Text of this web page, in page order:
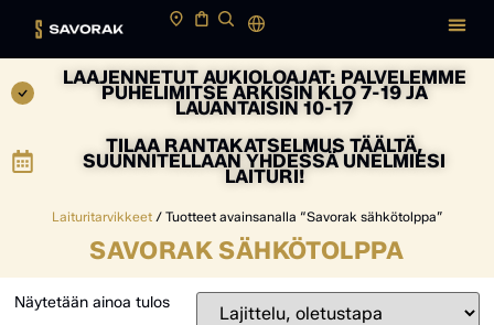
LAAJENNETUT AUKIOLOAJAT: PALVELEMME
PUHELIMITSE ARKISIN KLO 7-19 JA
LAUANTAISIN 10-17
TILAA RANTAKATSELMUS TÄÄLTÄ,
SUUNNITELLAAN YHDESSÄ UNELMIESI
LAITURI!
Laituritarvikkeet/ Tuotteet avainsanalla “Savorak sähkötolppa”
SAVORAK SÄHKÖTOLPPA
Näytetään ainoa tulos